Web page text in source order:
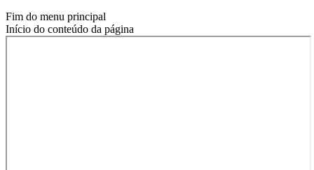
Fim do menu principal
Início do conteúdo da página